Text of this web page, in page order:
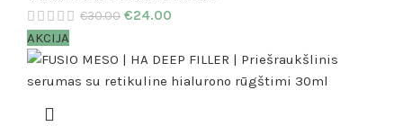
€30.00 €24.00
AKCIJA